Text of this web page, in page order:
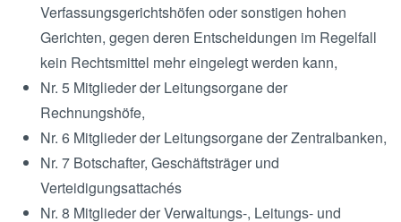
Verfassungsgerichtshöfen oder sonstigen hohen
Gerichten, gegen deren Entscheidungen im Regelfall
kein Rechtsmittel mehr eingelegt werden kann,
Nr. 5 Mitglieder der Leitungsorgane der
Rechnungshöfe,
Nr. 6 Mitglieder der Leitungsorgane der Zentralbanken,
Nr. 7 Botschafter, Geschäftsträger und
Verteidigungsattachés
Nr. 8 Mitglieder der Verwaltungs-, Leitungs- und